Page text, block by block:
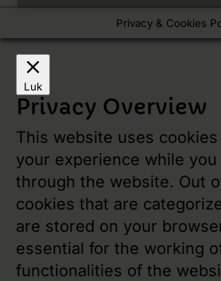
Privacy & Cookies
Luk
Privacy Overview
This website uses
your experience while you
through the website. Out
cookies that are
are stored on your
essential for the working
functionalities of the